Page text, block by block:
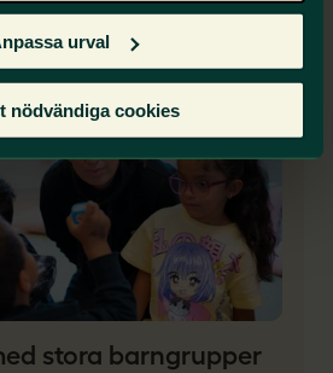
urval
nödvändiga cookies
stora barngrupper